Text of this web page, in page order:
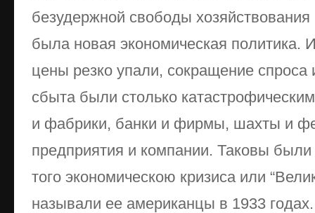
безудержной свободы
была новая экономическая политика.
цены резко упали, сокращение
сбыта были столько
и фабрики, банки и фирмы, шахты и
предприятия и компании. Таковы
того экономическою кризиса или
называли ее американцы в 1933 годах.